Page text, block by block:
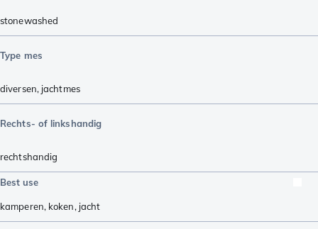
stonewashed
Type mes
diversen, jachtmes
Rechts- of linkshandig
rechtshandig
Best use
kamperen, koken, jacht